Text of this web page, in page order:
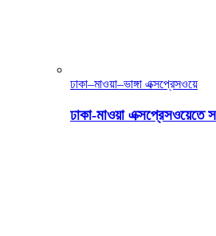
ঢাকা–মাওয়া–ভাঙ্গা এক্সপ্রেসওয়ে
ঢাকা-মাওয়া এক্সপ্রেসওয়েতে